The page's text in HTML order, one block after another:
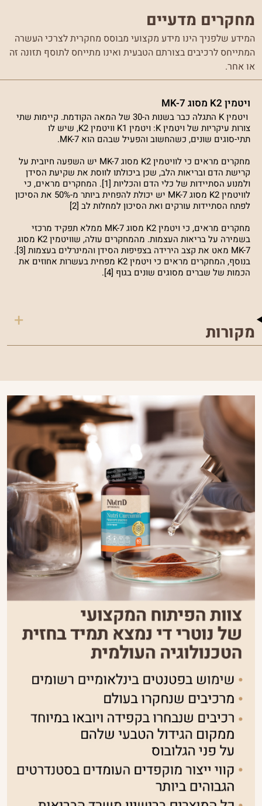
מחקרים מדעיים
המידע שלפניך הינו מידע מקצועי מבוסס מחקרית לצרכי העשרה
המתייחס לרכיבים בצורתם הטבעית ואינו מתייחס לתוסף תזונה זה
או אחר.
ויטמין K2 מסוג MK-7
ויטמין K התגלה כבר בשנות ה-30 של המאה הקודמת. קיימות שתי
צורות עיקריות של ויטמין K: ויטמין K1 וויטמין K2, שיש לו
תתי-סוגים שונים, כשהחשוב והפעיל שבהם הוא MK-7.
מחקרים מראים כי לוויטמין K2 מסוג MK-7 יש השפעה חיובית על
קרישת הדם ובריאות הלב, שכן ביכולתו לווסת את שקיעת הסידן
ולמנוע הסתיידות של כלי הדם והכליות [1]. המחקרים מראים, כי
לוויטמין K2 מסוג MK-7 יש יכולת להפחית ביותר מ-50% את הסיכון
לפתח הסתיידות עורקים ואת הסיכון למחלות לב [2]
מחקרים מראים, כי ויטמין K2 מסוג MK-7 ממלא תפקיד מרכזי
בשמירה על בריאות העצמות. מהמחקרים עולה, שוויטמין K2 מסוג
MK-7 מאט את קצב הירידה בצפיפות הסידן והמינרלים בעצמות [3].
בנוסף, המחקרים מראים כי ויטמין K2 מפחית בעשרות אחוזים את
הכמות של שברים מסוגים שונים בגוף [4].
מקורות